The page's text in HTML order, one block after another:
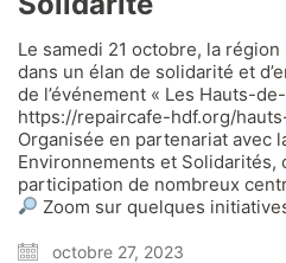
Le samedi 21 octobre, la
dans un élan de solidarité et
de l’événement « Les Hauts-
https://repaircafe-hdf.org/
Organisée en partenariat avec
Environnements et Solidarités,
participation de nombreux
Zoom sur quelques
octobre 27, 2023